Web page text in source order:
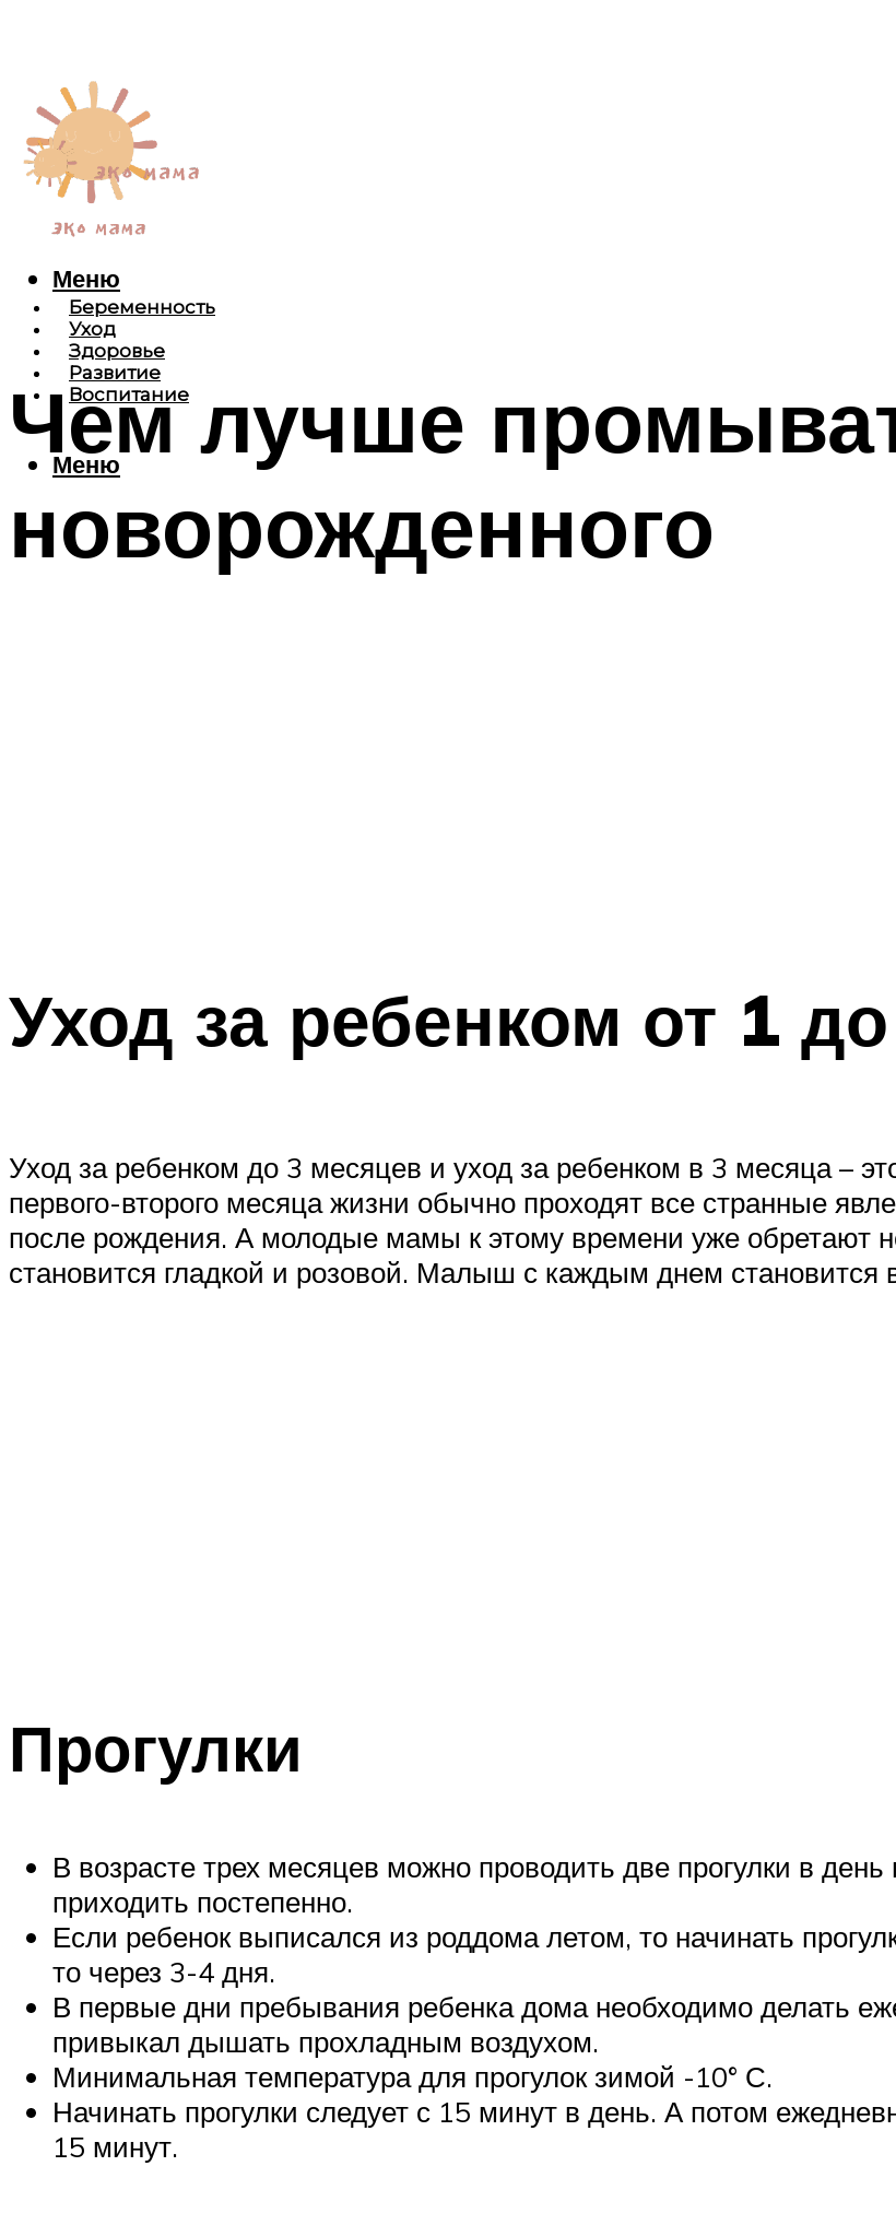
Беременность
Уход
Здоровье
Развитие
Воспитание
Меню
Меню
Чем лучше
новорожденного
Уход за ребенком от 1
Уход за ребенком до 3 месяцев и уход за ребенком в 3 месяца –
первого-второго месяца жизни обычно проходят все странные
после рождения. А молодые мамы к этому времени уже обретают
становится гладкой и розовой. Малыш с каждым днем становится
Прогулки
В возрасте трех месяцев можно проводить две прогулки в
приходить постепенно.
Если ребенок выписался из роддома летом, то начинать
то через 3-4 дня.
В первые дни пребывания ребенка дома необходимо делать
привыкал дышать прохладным воздухом.
Минимальная температура для прогулок зимой -10° С.
Начинать прогулки следует с 15 минут в день. А потом
15 минут.